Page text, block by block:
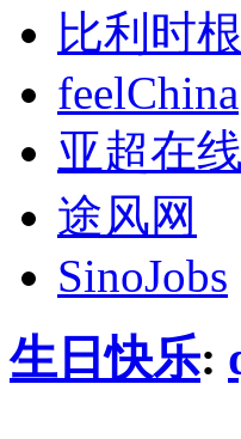
比利时
feelChina
亚超在线
途风网
SinoJobs
生日快乐: